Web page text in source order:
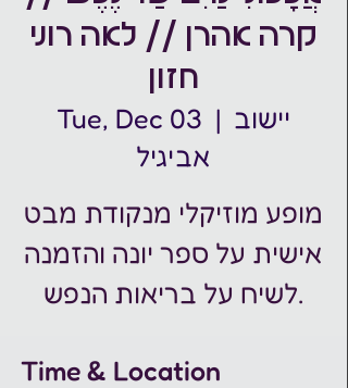
קרה אהרן // לאה רוני
חזון
Tue, Dec 03
  |
יישוב
אביגיל
מופע מוזיקלי מנקודת מבט
אישית על ספר יונה והזמנה
לשיח על בריאות הנפש.
Time & Location